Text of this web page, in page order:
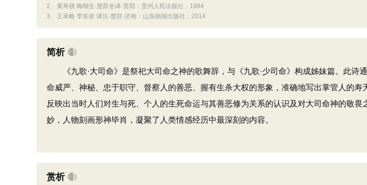
2、 黄寿祺 梅桐生·楚辞全译·贵阳：贵州人民出版社，1984
3、
王承略 李笑岩 译注·楚辞·济南：山东画报出版社，2014
简析
《九歌·大司命》是祭祀大司命之神的歌舞辞，与《九歌·少司命》构成姊妹篇。此诗
命威严、神秘、忠于职守、督察人的善恶、握有生杀大权的形象，准确地写出掌管人的寿
反映出当时人们对生与死、个人的生死命运与其善恶修为关系的认识及对大司命神的敬畏
妙，人物刻画形神毕肖，凝聚了人类情感经历中最深刻的内容。
赏析